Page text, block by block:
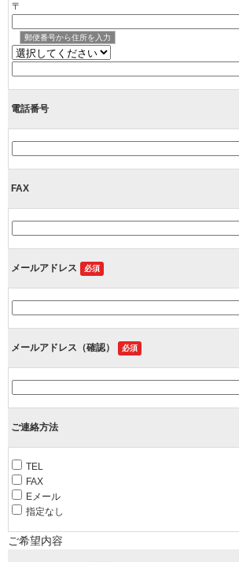
〒
郵便番号から住所を入力
電話番号
FAX
メールアドレス 必須
メールアドレス（確認） 必須
ご連絡方法
TEL
FAX
Eメール
指定なし
ご希望内容